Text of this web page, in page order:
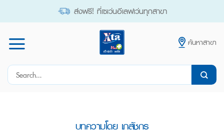
ส่งฟรี! ที่เซเว่นอีเลฟเว่นทุกสาขา
ค้นหาสาขา
Search
บทความโดย เภสัชกร